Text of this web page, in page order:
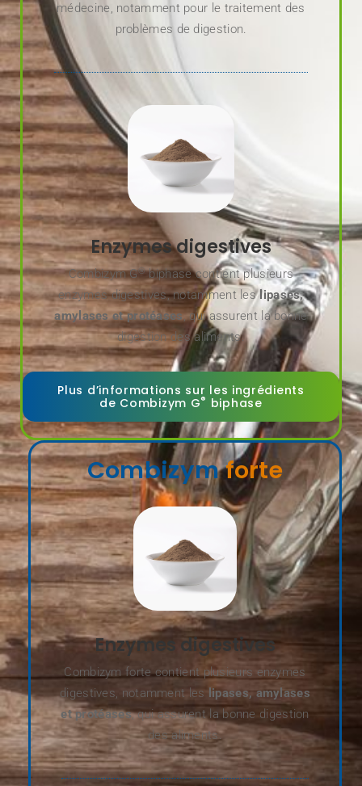
médecine, notamment pour le traitement des
problèmes de digestion.
Enzymes digestives
Combizym G®biphase contient plusieurs
enzymes digestives, notamment leslipases,
amylases et protéases, qui assurent la bonne
digestion des aliments.
Plus d’informations sur les ingrédients
de Combizym G® biphase
Combizymforte
Enzymes digestives
Combizym forte contient plusieurs enzymes
digestives, notamment les
lipases, amylases
et protéases, qui assurent la bonne digestion
des aliments.